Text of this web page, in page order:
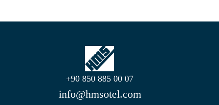
+90 850 885 00 07
info@hmsotel.com